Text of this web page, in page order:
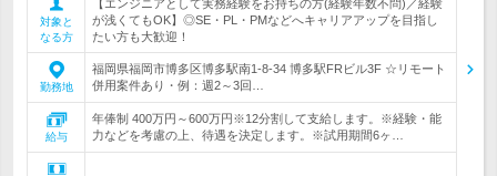
対象と
なる方
【エンジニアとして実務経験をお持ちの方(経験年数不問)／経験
が浅くてもOK】◎SE・PL・PMなどへキャリアアップを目指し
たい方も大歓迎！
勤務地
福岡県福岡市博多区博多駅南1-8-34 博多駅FRビル3F ☆リモート
併用案件あり・例：週2～3回…
給与
年俸制 400万円～600万円※12分割して支給します。※経験・能
力などを考慮の上、待遇を決定します。※試用期間6ヶ…